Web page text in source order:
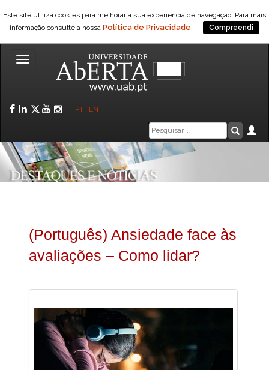
Este site utiliza cookies para melhorar a sua experiência de navegação. Para mais
informação consulte a nossa Política de Privacidade Compreendi
Toggle
Facebook
LinkedIn
Twitter
YouTube
Instagram
PT EN
Caixa
de
pesquisa
(Português) Ansiedade face às
avaliações – Como lidar?